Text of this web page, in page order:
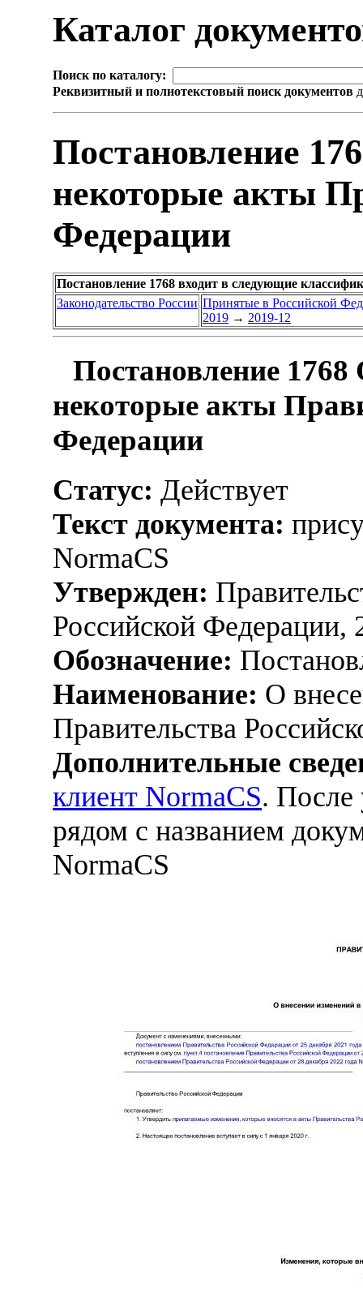
Каталог
Поиск по каталогу:
Реквизитный и полнотекстовый поиск документов
Постановление
некоторые акты
Федерации
Постановление 1768 входит в следующие
Законодательство России Принятые в Российской
2019 → 2019-12
Постановление
некоторые акты
Федерации
Статус: Действует
Текст документа:
NormaCS
Утвержден:
Российской Федерации,
Обозначение:
Наименование: О
Правительства
Дополнительные
клиент NormaCS. После
рядом с названием
NormaCS